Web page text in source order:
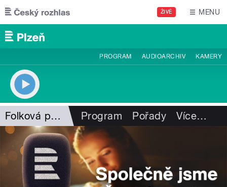
Přejít k hlavnímu obsahu
ŽIVĚ MENU
PROGRAM AUDIOARCHIV KAMERY
Folková pohlazení Program Pořady Více…